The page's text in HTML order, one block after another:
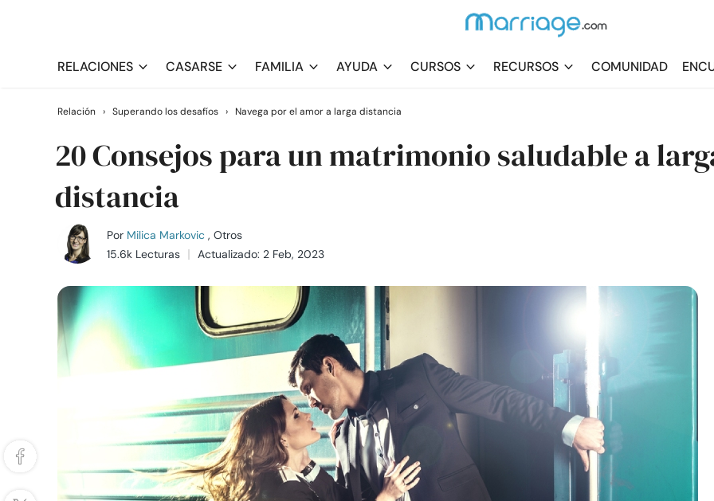
RELACIONES CASARSE FAMILIA AYUDA CURSOS RECURSOS COMUNIDAD
Relación › Superando los desafíos › Navega por el amor a larga distancia
20 Consejos para un matrimonio saludable a
distancia
Por Milica Markovic , Otros
15.6k Lecturas
Actualizado: 2 Feb, 2023